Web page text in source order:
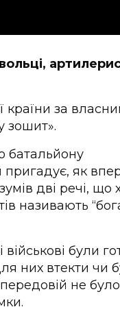
країни за
зошит».
батальйону
пригадує, як
дві речі, що
називають
були
них втекти чи
не було